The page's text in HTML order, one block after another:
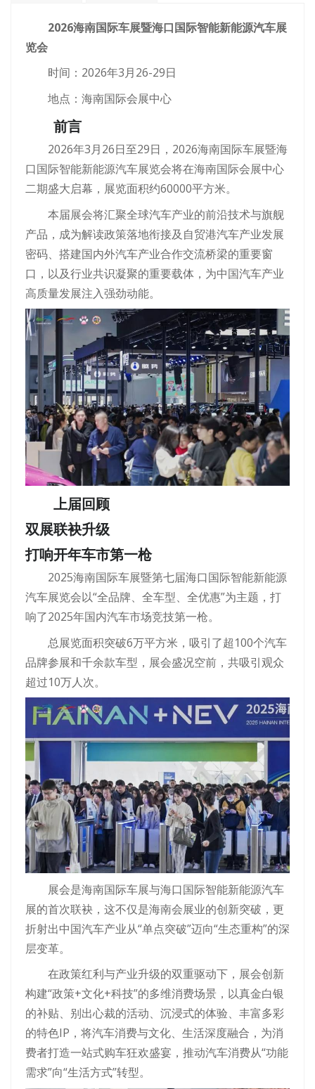
2026海南国际车展暨海口国际智能新能源汽车展
览会
时间：2026年3月26-29日
地点：海南国际会展中心
前言
2026年3月26日至29日，2026海南国际车展暨海
口国际智能新能源汽车展览会将在海南国际会展中心
二期盛大启幕，展览面积约60000平方米。
本届展会将汇聚全球汽车产业的前沿技术与旗舰
产品，成为解读政策落地衔接及自贸港汽车产业发展
密码、搭建国内外汽车产业合作交流桥梁的重要窗
口，以及行业共识凝聚的重要载体，为中国汽车产业
高质量发展注入强劲动能。
上届回顾
双展联袂升级
打响开年车市第一枪
2025海南国际车展暨第七届海口国际智能新能源
汽车展览会以“全品牌、全车型、全优惠”为主题，打
响了2025年国内汽车市场竞技第一枪。
总展览面积突破6万平方米，吸引了超100个汽车
品牌参展和千余款车型，展会盛况空前，共吸引观众
超过10万人次。
展会是海南国际车展与海口国际智能新能源汽车
展的首次联袂，这不仅是海南会展业的创新突破，更
折射出中国汽车产业从“单点突破”迈向“生态重构”的深
层变革。
在政策红利与产业升级的双重驱动下，展会创新
构建“政策+文化+科技”的多维消费场景，以真金白银
的补贴、别出心裁的活动、沉浸式的体验、丰富多彩
的特色IP，将汽车消费与文化、生活深度融合，为消
费者打造一站式购车狂欢盛宴，推动汽车消费从“功能
需求”向“生活方式”转型。